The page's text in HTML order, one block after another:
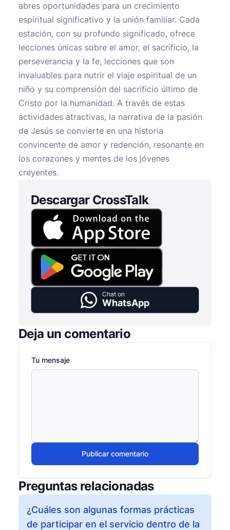
abres oportunidades para un crecimiento
espiritual significativo y la unión familiar. Cada
estación, con su profundo significado, ofrece
lecciones únicas sobre el amor, el sacrificio, la
perseverancia y la fe, lecciones que son
invaluables para nutrir el viaje espiritual de un
niño y su comprensión del sacrificio último de
Cristo por la humanidad. A través de estas
actividades atractivas, la narrativa de la pasión
de Jesús se convierte en una historia
convincente de amor y redención, resonante en
los corazones y mentes de los jóvenes
creyentes.
Descargar CrossTalk
Chat on
WhatsApp
Deja un comentario
Tu mensaje
Publicar comentario
Preguntas relacionadas
¿Cuáles son algunas formas prácticas
de participar en el servicio dentro de la